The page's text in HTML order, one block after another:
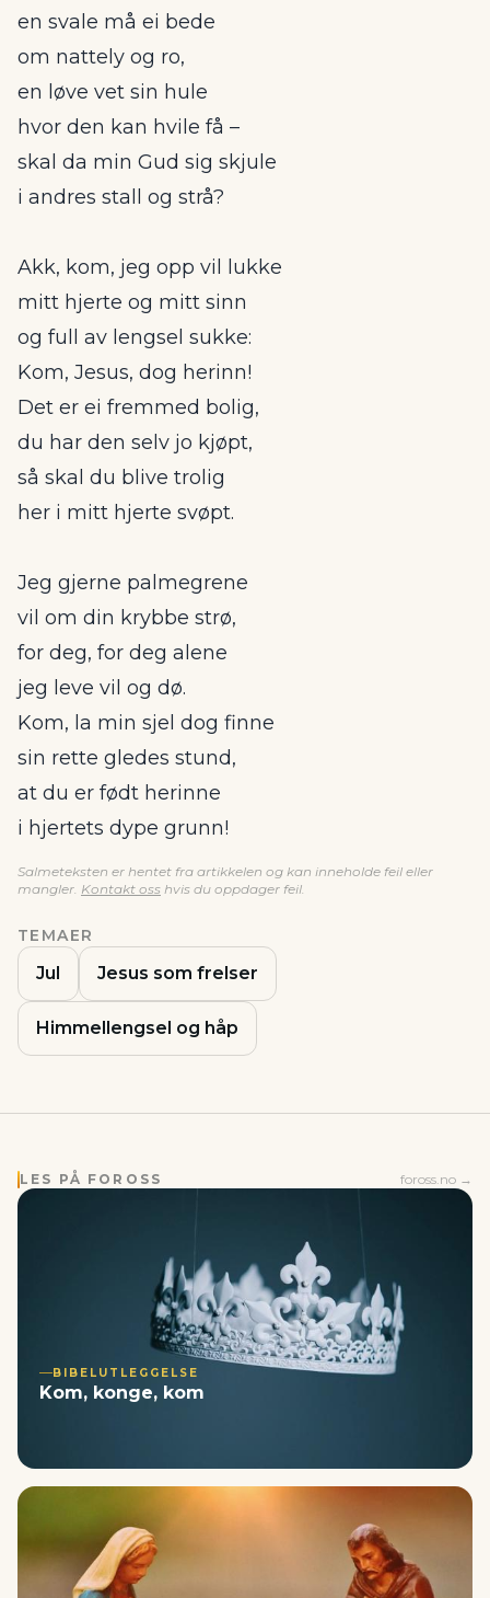
en svale må ei bede
om nattely og ro,
en løve vet sin hule
hvor den kan hvile få –
skal da min Gud sig skjule
i andres stall og strå?
Akk, kom, jeg opp vil lukke
mitt hjerte og mitt sinn
og full av lengsel sukke:
Kom, Jesus, dog herinn!
Det er ei fremmed bolig,
du har den selv jo kjøpt,
så skal du blive trolig
her i mitt hjerte svøpt.
Jeg gjerne palmegrene
vil om din krybbe strø,
for deg, for deg alene
jeg leve vil og dø.
Kom, la min sjel dog finne
sin rette gledes stund,
at du er født herinne
i hjertets dype grunn!
Salmeteksten er hentet fra artikkelen og kan inneholde feil eller
mangler. Kontakt oss hvis du oppdager feil.
TEMAER
Jul Jesus som frelser
Himmellengsel og håp
LES PÅ FOROSS foross.no →
BIBELUTLEGGELSE
Kom, konge, kom